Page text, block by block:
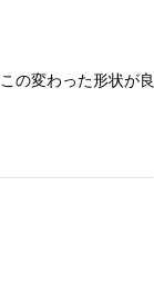
の変わった形状が良